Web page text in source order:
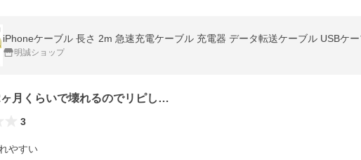
明誠ショップ
月くらいで壊れるのでリピし…
3
やすい